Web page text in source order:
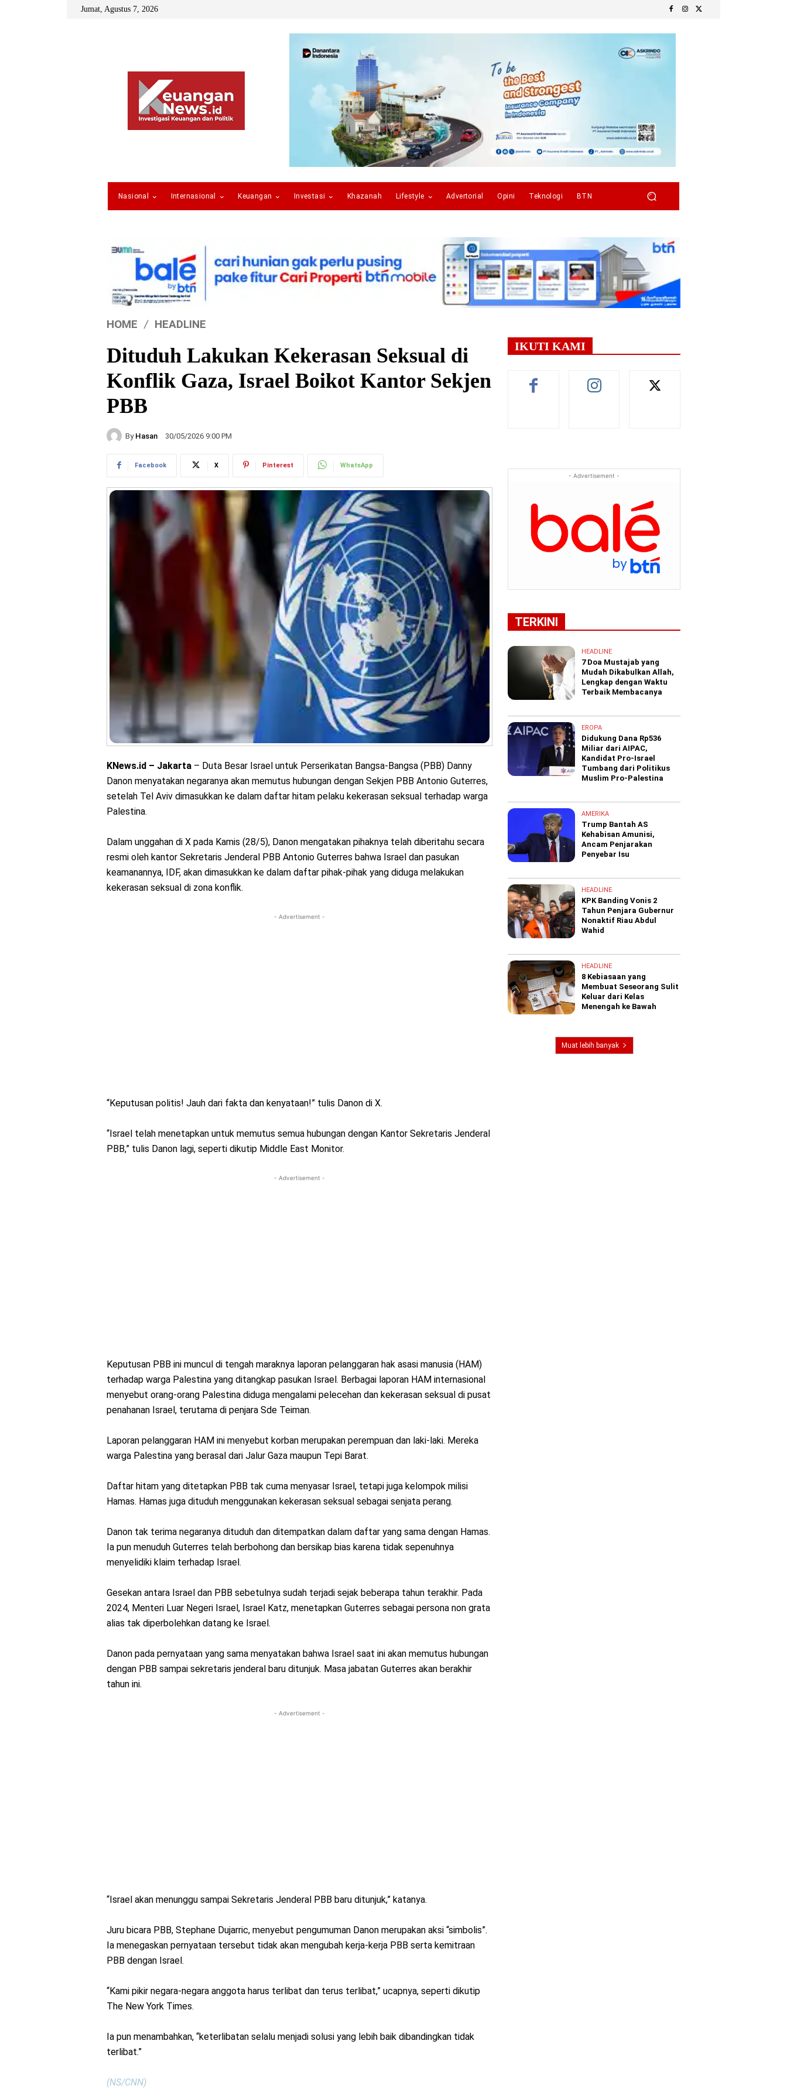
Jumat, Agustus 7, 2026
Nasional Internasional Keuangan Investasi Khazanah Lifestyle Advertorial Opini Teknologi BTN
HOME HEADLINE
Dituduh Lakukan Kekerasan Seksual di
Konflik Gaza, Israel Boikot Kantor Sekjen
PBB
By Hasan 30/05/2026 9:00 PM
Facebook X Pinterest WhatsApp
KNews.id – Jakarta – Duta Besar Israel untuk Perserikatan Bangsa-Bangsa (PBB) Danny
Danon menyatakan negaranya akan memutus hubungan dengan Sekjen PBB Antonio Guterres,
setelah Tel Aviv dimasukkan ke dalam daftar hitam pelaku kekerasan seksual terhadap warga
Palestina.
Dalam unggahan di X pada Kamis (28/5), Danon mengatakan pihaknya telah diberitahu secara
resmi oleh kantor Sekretaris Jenderal PBB Antonio Guterres bahwa Israel dan pasukan
keamanannya, IDF, akan dimasukkan ke dalam daftar pihak-pihak yang diduga melakukan
kekerasan seksual di zona konflik.
- Advertisement -
“Keputusan politis! Jauh dari fakta dan kenyataan!” tulis Danon di X.
“Israel telah menetapkan untuk memutus semua hubungan dengan Kantor Sekretaris Jenderal
PBB,” tulis Danon lagi, seperti dikutip Middle East Monitor.
- Advertisement -
Keputusan PBB ini muncul di tengah maraknya laporan pelanggaran hak asasi manusia (HAM)
terhadap warga Palestina yang ditangkap pasukan Israel. Berbagai laporan HAM internasional
menyebut orang-orang Palestina diduga mengalami pelecehan dan kekerasan seksual di pusat
penahanan Israel, terutama di penjara Sde Teiman.
Laporan pelanggaran HAM ini menyebut korban merupakan perempuan dan laki-laki. Mereka
warga Palestina yang berasal dari Jalur Gaza maupun Tepi Barat.
Daftar hitam yang ditetapkan PBB tak cuma menyasar Israel, tetapi juga kelompok milisi
Hamas. Hamas juga dituduh menggunakan kekerasan seksual sebagai senjata perang.
Danon tak terima negaranya dituduh dan ditempatkan dalam daftar yang sama dengan Hamas.
Ia pun menuduh Guterres telah berbohong dan bersikap bias karena tidak sepenuhnya
menyelidiki klaim terhadap Israel.
Gesekan antara Israel dan PBB sebetulnya sudah terjadi sejak beberapa tahun terakhir. Pada
2024, Menteri Luar Negeri Israel, Israel Katz, menetapkan Guterres sebagai persona non grata
alias tak diperbolehkan datang ke Israel.
Danon pada pernyataan yang sama menyatakan bahwa Israel saat ini akan memutus hubungan
dengan PBB sampai sekretaris jenderal baru ditunjuk. Masa jabatan Guterres akan berakhir
tahun ini.
- Advertisement -
“Israel akan menunggu sampai Sekretaris Jenderal PBB baru ditunjuk,” katanya.
Juru bicara PBB, Stephane Dujarric, menyebut pengumuman Danon merupakan aksi “simbolis”.
Ia menegaskan pernyataan tersebut tidak akan mengubah kerja-kerja PBB serta kemitraan
PBB dengan Israel.
“Kami pikir negara-negara anggota harus terlibat dan terus terlibat,” ucapnya, seperti dikutip
The New York Times.
Ia pun menambahkan, “keterlibatan selalu menjadi solusi yang lebih baik dibandingkan tidak
terlibat.”
(NS/CNN)
IKUTI KAMI
- Advertisement -
TERKINI
HEADLINE
7 Doa Mustajab yang
Mudah Dikabulkan Allah,
Lengkap dengan Waktu
Terbaik Membacanya
EROPA
Didukung Dana Rp536
Miliar dari AIPAC,
Kandidat Pro-Israel
Tumbang dari Politikus
Muslim Pro-Palestina
AMERIKA
Trump Bantah AS
Kehabisan Amunisi,
Ancam Penjarakan
Penyebar Isu
HEADLINE
KPK Banding Vonis 2
Tahun Penjara Gubernur
Nonaktif Riau Abdul
Wahid
HEADLINE
8 Kebiasaan yang
Membuat Seseorang Sulit
Keluar dari Kelas
Menengah ke Bawah
Muat lebih banyak